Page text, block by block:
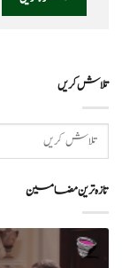
تلاش کریں
تازہ ترین مضامین